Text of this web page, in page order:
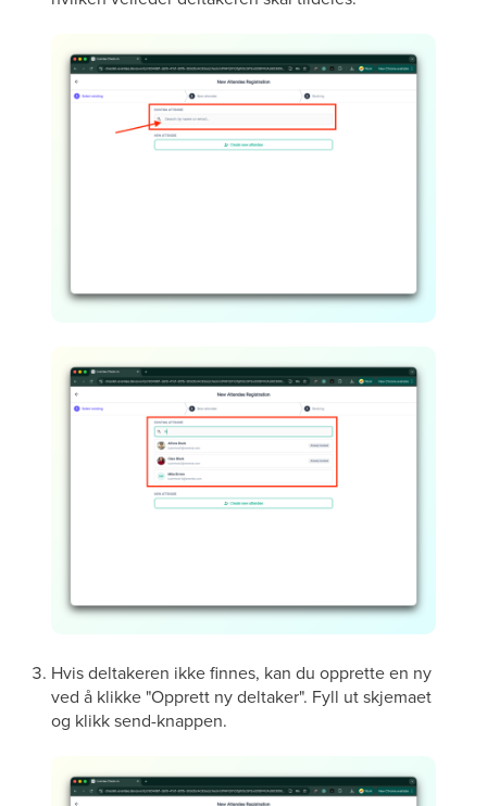
Hvis deltakeren ikke finnes, kan du opprette en ny
ved å klikke "Opprett ny deltaker". Fyll ut skjemaet
og klikk send-knappen.